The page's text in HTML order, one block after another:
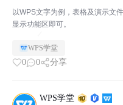
以WPS文字为例，表格及演示文
显示功能区即可。
WPS学堂
0 0 分享
WPS学堂